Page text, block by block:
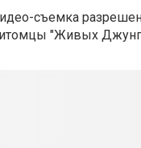
съемка
"Живых